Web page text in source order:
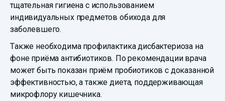
тщательная гигиена с использованием
индивидуальных предметов обихода для
заболевшего.
Также необходима профилактика дисбактериоза на
фоне приёма антибиотиков. По рекомендации врача
может быть показан приём пробиотиков с доказанной
эффективностью, а также диета, поддерживающая
микрофлору кишечника.